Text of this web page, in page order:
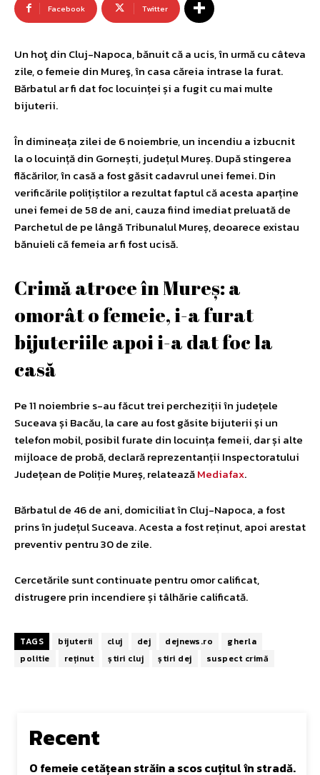
Facebook Twitter
Un hoţ din Cluj-Napoca, bănuit că a ucis, în urmă cu câteva
zile, o femeie din Mureş, în casa căreia intrase la furat.
Bărbatul ar fi dat foc locuinței și a fugit cu mai multe
bijuterii.
În dimineața zilei de 6 noiembrie, un incendiu a izbucnit
la o locuință din Gornești, județul Mureș. După stingerea
flăcărilor, în casă a fost găsit cadavrul unei femei. Din
verificările polițiștilor a rezultat faptul că acesta aparține
unei femei de 58 de ani, cauza fiind imediat preluată de
Parchetul de pe lângă Tribunalul Mureș, deoarece existau
bănuieli că femeia ar fi fost ucisă.
Crimă atroce în Mureş: a
omorât o femeie, i-a furat
bijuteriile apoi i-a dat foc la
casă
Pe 11 noiembrie s-au făcut trei percheziții în județele
Suceava și Bacău, la care au fost găsite bijuterii și un
telefon mobil, posibil furate din locuința femeii, dar și alte
mijloace de probă, declară reprezentanții Inspectoratului
Județean de Poliție Mureș, relateazăMediafax.
Bărbatul de 46 de ani, domiciliat în Cluj-Napoca, a fost
prins în județul Suceava. Acesta a fost reținut, apoi arestat
preventiv pentru 30 de zile.
Cercetările sunt continuate pentru omor calificat,
distrugere prin incendiere și tâlhărie calificată.
TAGS bijuterii cluj dej dejnews.ro
gherla
politie
reținut știri cluj știri dej suspect crimă
Recent
O femeie cetățean străin a scos cuțitul în stradă.